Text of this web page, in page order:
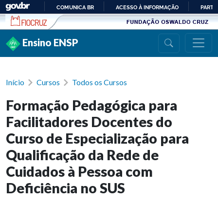
Ir para conteúdo
PARA
COMUNICA BR ACESSO À INFORMAÇÃO
Ensino ENSP
Início Cursos Todos os Cursos
Formação Pedagógica para
Facilitadores Docentes do
Curso de Especialização para
Qualificação da Rede de
Cuidados à Pessoa com
Deficiência no SUS